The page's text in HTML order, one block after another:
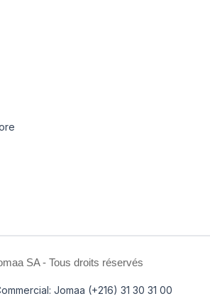
SA - Tous droits réservés
Jomaa (+216) 31 30 31 00